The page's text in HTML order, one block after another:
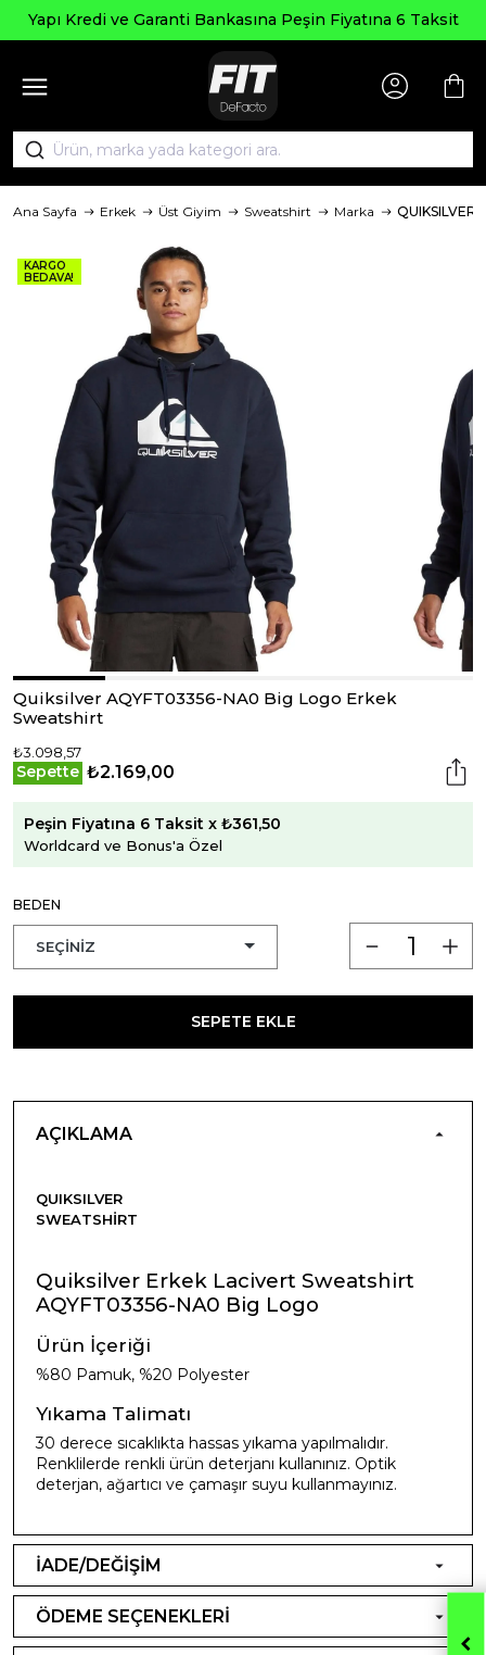
Yapı Kredi ve Garanti Bankasına Peşin Fiyatına 6 Taksit
Ana Sayfa Erkek Üst Giyim Sweatshirt Marka QUIKSILVER
KARGO
BEDAVA!
Quiksilver AQYFT03356-NA0 Big Logo Erkek
Sweatshirt
₺3.098,57
Sepette ₺2.169,00
Peşin Fiyatına 6 Taksit x ₺361,50
Worldcard ve Bonus'a Özel
BEDEN
SEPETE EKLE
AÇIKLAMA
QUIKSILVER
SWEATSHIRT
Quiksilver Erkek Lacivert Sweatshirt
AQYFT03356-NA0 Big Logo
Ürün İçeriği
%80 Pamuk, %20 Polyester
Yıkama Talimatı
30 derece sıcaklıkta hassas yıkama yapılmalıdır.
Renklilerde renkli ürün deterjanı kullanınız. Optik
deterjan, ağartıcı ve çamaşır suyu kullanmayınız.
İADE/DEĞİŞİM
ÖDEME SEÇENEKLERİ